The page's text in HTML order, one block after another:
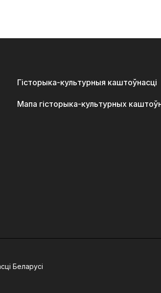
Гісторыка-культурныя каштоўнасці
Мапа гісторыка-культурных
Беларусі